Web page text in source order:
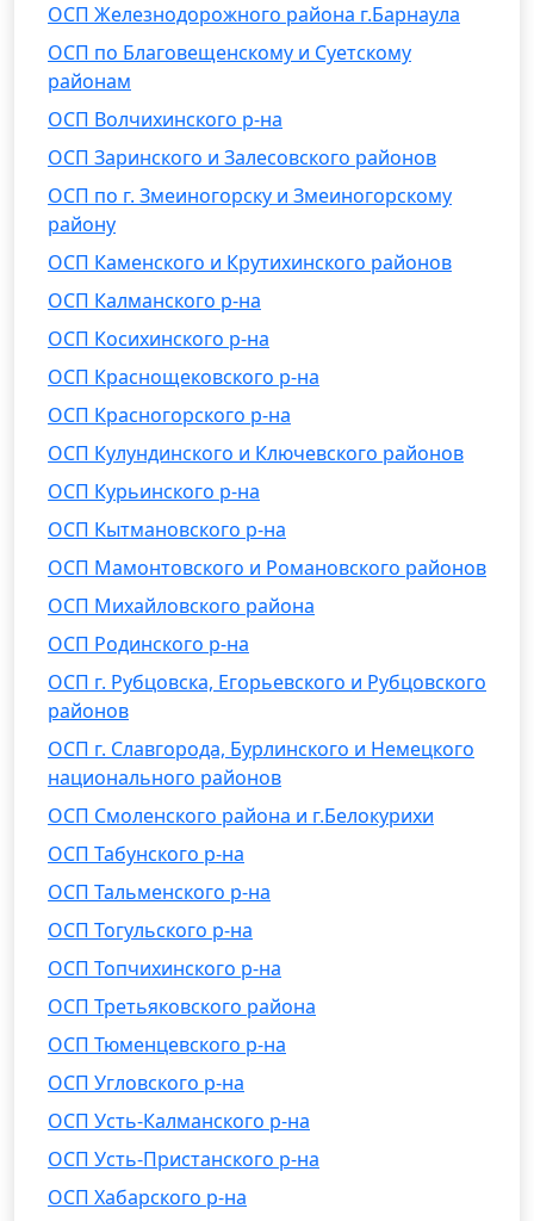
ОСП Железнодорожного района г.Барнаула
ОСП по Благовещенскому и Суетскому
районам
ОСП Волчихинского р-на
ОСП Заринского и Залесовского районов
ОСП по г. Змеиногорску и Змеиногорскому
району
ОСП Каменского и Крутихинского районов
ОСП Калманского р-на
ОСП Косихинского р-на
ОСП Краснощековского р-на
ОСП Красногорского р-на
ОСП Кулундинского и Ключевского районов
ОСП Курьинского р-на
ОСП Кытмановского р-на
ОСП Мамонтовского и Романовского районов
ОСП Михайловского района
ОСП Родинского р-на
ОСП г. Рубцовска, Егорьевского и Рубцовского
районов
ОСП г. Славгорода, Бурлинского и Немецкого
национального районов
ОСП Смоленского района и г.Белокурихи
ОСП Табунского р-на
ОСП Тальменского р-на
ОСП Тогульского р-на
ОСП Топчихинского р-на
ОСП Третьяковского района
ОСП Тюменцевского р-на
ОСП Угловского р-на
ОСП Усть-Калманского р-на
ОСП Усть-Пристанского р-на
ОСП Хабарского р-на